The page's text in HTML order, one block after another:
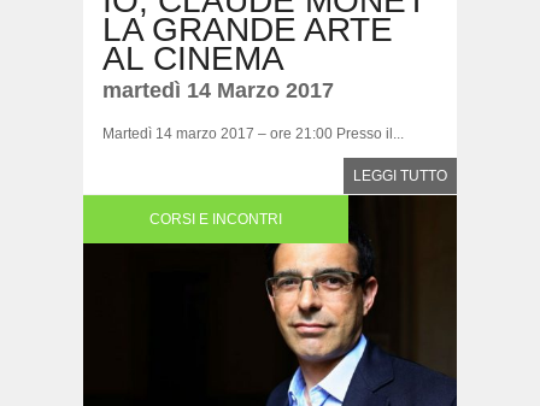
LA GRANDE ARTE
AL CINEMA
martedì 14 Marzo 2017
Martedì 14 marzo 2017 – ore 21:00 Presso il...
LEGGI TUTTO
CORSI E INCONTRI